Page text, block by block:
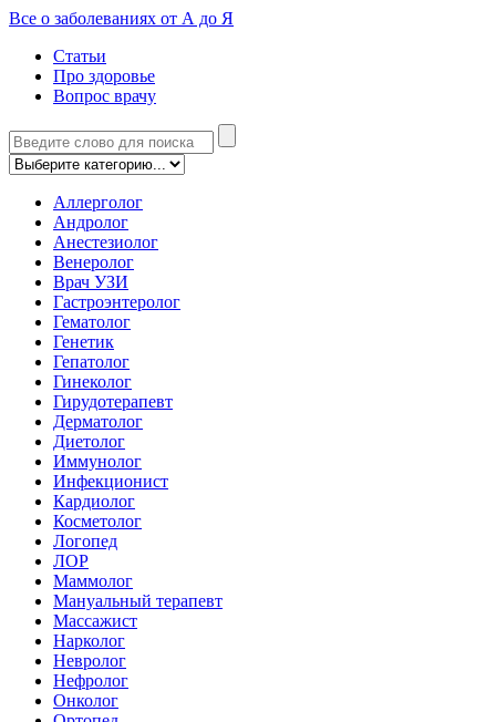
Все о заболеваниях от А до Я
Статьи
Про здоровье
Вопрос врачу
Аллерголог
Андролог
Анестезиолог
Венеролог
Врач УЗИ
Гастроэнтеролог
Гематолог
Генетик
Гепатолог
Гинеколог
Гирудотерапевт
Дерматолог
Диетолог
Иммунолог
Инфекционист
Кардиолог
Косметолог
Логопед
ЛОР
Маммолог
Мануальный терапевт
Массажист
Нарколог
Невролог
Нефролог
Онколог